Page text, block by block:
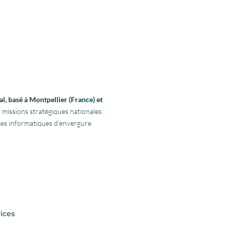
basé à Montpellier (France) et
stratégiques nationales :
informatiques d’envergure